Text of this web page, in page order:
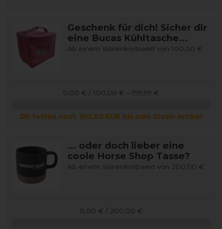
Geschenk für dich! Sicher dir
eine Bucas Kühltasche...
Ab einem Warenkorbwert von 100,00 €
0,00 € / 100,00 € – 199,99 €
Dir fehlen noch 100,00 EUR bis zum Gratis-Artikel
... oder doch lieber eine
coole Horse Shop Tasse?
Ab einem Warenkorbwert von 200,00 €
0,00 € / 200,00 €